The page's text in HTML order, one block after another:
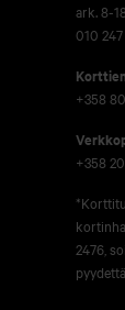
ark. 8-18
010
+358
+358
2476,